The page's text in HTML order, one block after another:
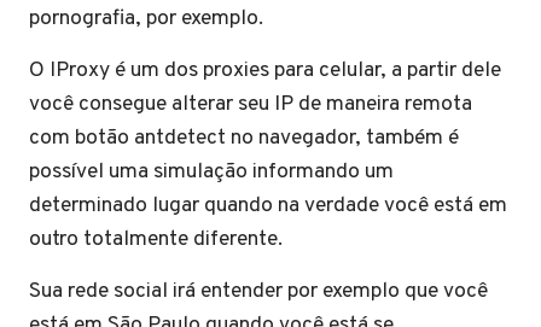
pornografia, por exemplo.
O IProxy é um dos proxies para celular, a partir dele
você consegue alterar seu IP de maneira remota
com botão antdetect no navegador, também é
possível uma simulação informando um
determinado lugar quando na verdade você está em
outro totalmente diferente.
Sua rede social irá entender por exemplo que você